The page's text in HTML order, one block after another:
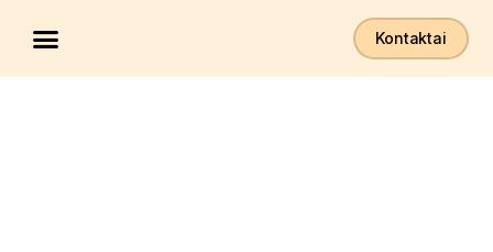
Kontaktai